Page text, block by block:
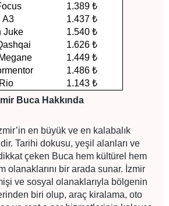
1.389 ₺
A3
1.437 ₺
Juke
1.540 ₺
1.626 ₺
1.449 ₺
1.486 ₺
1.143 ₺
Buca Hakkında
en büyük ve en kalabalık
Tarihi dokusu, yeşil alanları ve
çeken Buca hem kültürel hem
olanaklarını bir arada sunar. İzmir
ve sosyal olanaklarıyla bölgenin
biri olup, araç kiralama, oto